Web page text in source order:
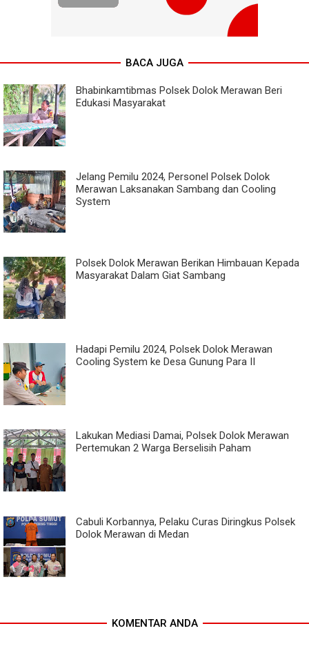
BACA JUGA
Bhabinkamtibmas Polsek Dolok Merawan Beri
Edukasi Masyarakat
Jelang Pemilu 2024, Personel Polsek Dolok
Merawan Laksanakan Sambang dan Cooling
System
Polsek Dolok Merawan Berikan Himbauan Kepada
Masyarakat Dalam Giat Sambang
Hadapi Pemilu 2024, Polsek Dolok Merawan
Cooling System ke Desa Gunung Para II
Lakukan Mediasi Damai, Polsek Dolok Merawan
Pertemukan 2 Warga Berselisih Paham
Cabuli Korbannya, Pelaku Curas Diringkus Polsek
Dolok Merawan di Medan
KOMENTAR ANDA